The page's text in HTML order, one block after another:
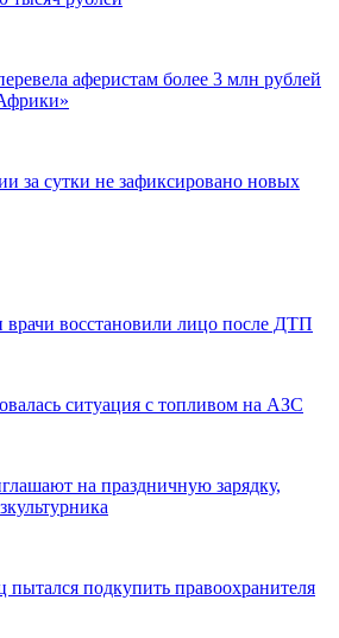
аферистам более 3 млн рублей
за сутки не зафиксировано новых
восстановили лицо после ДТП
ситуация с топливом на АЗС
на праздничную зарядку,
пытался подкупить правоохранителя